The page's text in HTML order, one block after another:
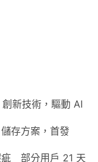
新技術，驅動 AI
存方案，首發
疵 部分用戶 21 天